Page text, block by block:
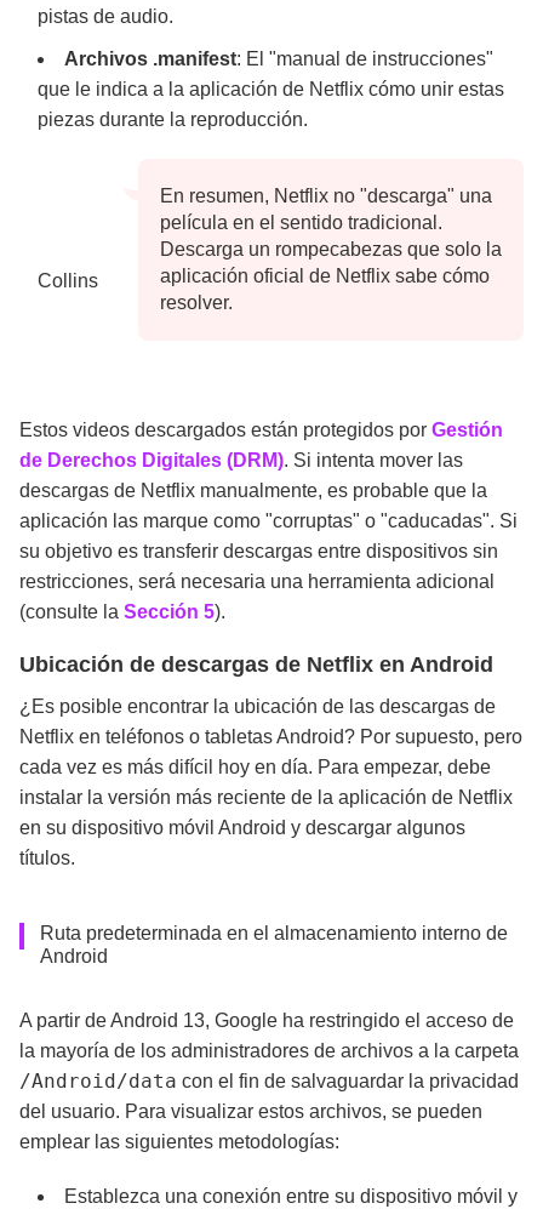
pistas de audio.
Archivos .manifest: El "manual de instrucciones"
que le indica a la aplicación de Netflix cómo unir estas
piezas durante la reproducción.
Collins
En resumen, Netflix no "descarga" una
película en el sentido tradicional.
Descarga un rompecabezas que solo la
aplicación oficial de Netflix sabe cómo
resolver.
Estos videos descargados están protegidos por Gestión
de Derechos Digitales (DRM). Si intenta mover las
descargas de Netflix manualmente, es probable que la
aplicación las marque como "corruptas" o "caducadas". Si
su objetivo es transferir descargas entre dispositivos sin
restricciones, será necesaria una herramienta adicional
(consulte la Sección 5).
Ubicación de descargas de Netflix en Android
¿Es posible encontrar la ubicación de las descargas de
Netflix en teléfonos o tabletas Android? Por supuesto, pero
cada vez es más difícil hoy en día. Para empezar, debe
instalar la versión más reciente de la aplicación de Netflix
en su dispositivo móvil Android y descargar algunos
títulos.
Ruta predeterminada en el almacenamiento interno de
Android
A partir de Android 13, Google ha restringido el acceso de
la mayoría de los administradores de archivos a la carpeta
/Android/data con el fin de salvaguardar la privacidad
del usuario. Para visualizar estos archivos, se pueden
emplear las siguientes metodologías:
Establezca una conexión entre su dispositivo móvil y